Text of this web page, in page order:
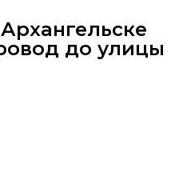
до улицы